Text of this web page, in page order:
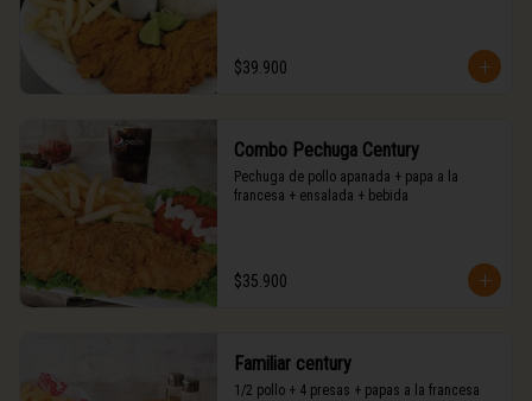
$39.900
Combo Pechuga Century
Pechuga de pollo apanada + papa a la
francesa + ensalada + bebida
$35.900
Familiar century
1/2 pollo + 4 presas + papas a la francesa